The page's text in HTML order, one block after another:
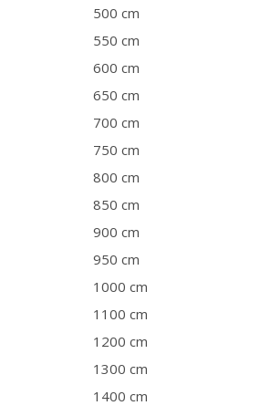
500 cm
550 cm
600 cm
650 cm
700 cm
750 cm
800 cm
850 cm
900 cm
950 cm
1000 cm
1100 cm
1200 cm
1300 cm
1400 cm